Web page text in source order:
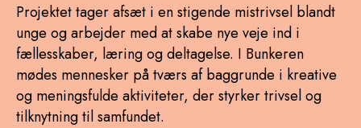
Projektet tager afsæt i en stigende mistrivsel blandt
unge og arbejder med at skabe nye veje ind i
fællesskaber, læring og deltagelse. I Bunkeren
mødes mennesker på tværs af baggrunde i kreative
og meningsfulde aktiviteter, der styrker trivsel og
tilknytning til samfundet.